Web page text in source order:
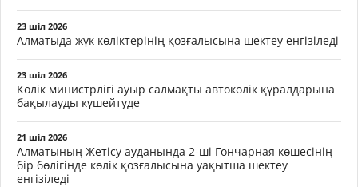
23 шіл 2026
Алматыда жүк көліктерінің қозғалысына шектеу енгізіледі
23 шіл 2026
Көлік министрлігі ауыр салмақты автокөлік құралдарына
бақылауды күшейтуде
21 шіл 2026
Алматының Жетісу ауданында 2-ші Гончарная көшесінің
бір бөлігінде көлік қозғалысына уақытша шектеу
енгізіледі